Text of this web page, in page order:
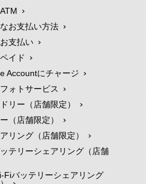
お支払い方法
支払い
イド
Accountにチャージ
ォトサービス
リー（店舗限定）
（店舗限定）
リング（店舗限定）
テリーシェアリング（店舗
Fiバッテリーシェアリング